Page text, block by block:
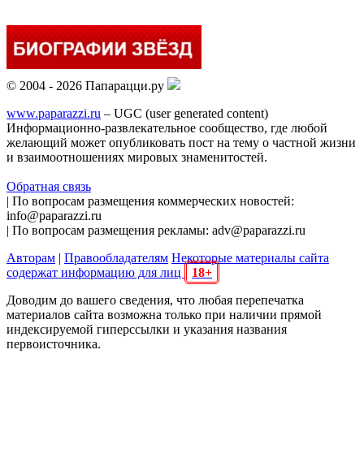
© 2004 - 2026 Папарацци.ру
www.paparazzi.ru – UGC (user generated content)
Информационно-развлекательное сообщество, где любой
желающий может опубликовать пост на тему о частной жизни
и взаимоотношениях мировых знаменитостей.
Обратная связь
| По вопросам размещения коммерческих новостей:
info@paparazzi.ru
| По вопросам размещения рекламы: adv@paparazzi.ru
Авторам | Правообладателям Некоторые материалы сайта
содержат информацию для лиц
18+
Доводим до вашего сведения, что любая перепечатка
материалов сайта возможна только при наличии прямой
индексируемой гиперссылки и указания названия
первоисточника.